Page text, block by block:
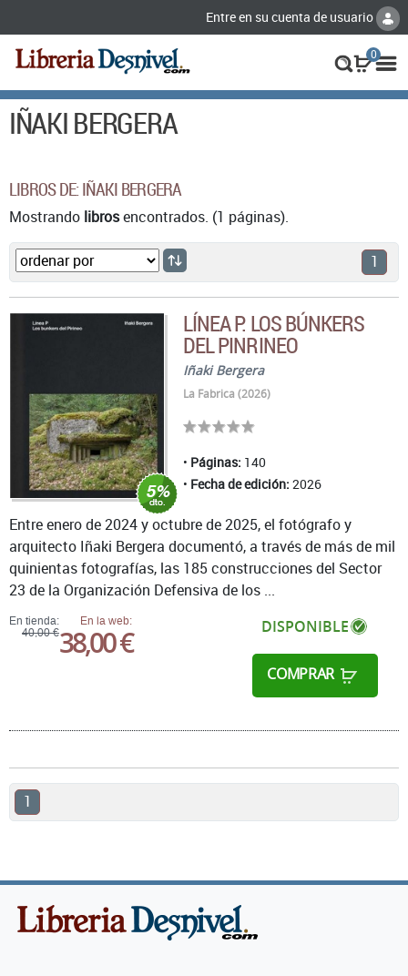
Entre en su cuenta de usuario
0
IÑAKI BERGERA
LIBROS DE: IÑAKI BERGERA
Mostrando librosencontrados. (1 páginas).
1
LÍNEA P. LOS BÚNKERS
DEL PINRINEO
Iñaki Bergera
La Fabrica (2026)
Páginas: 140
Fecha de edición: 2026
En tienda:
40,00 €
En la web:
38,00 € DISPONIBLE
COMPRAR
Entre enero de 2024 y octubre de 2025, el fotógrafo y
arquitecto Iñaki Bergera documentó, a través de más de mil
quinientas fotografías, las 185 construcciones del Sector
23 de la Organización Defensiva de los ...
1